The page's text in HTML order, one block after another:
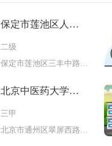
保定市莲池区人民
二级
保定市莲池区三丰中路282号
北京中医药大学东
三甲
北京市通州区翠屏西路116号